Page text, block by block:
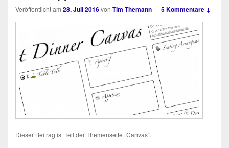
Veröffentlicht am 28. Juli 2016von Tim Themann—5 Kommentare ↓
Die­ser Bei­trag ist Teil der The­men­sei­te „Can­vas“.